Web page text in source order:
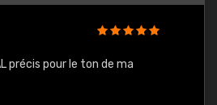
précis pour le ton de ma